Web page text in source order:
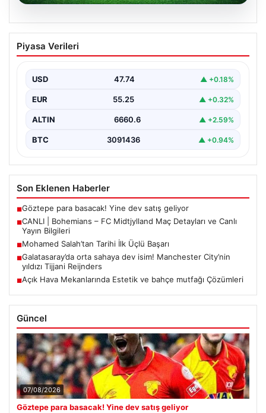
06.08.2026
CANLI | Bohemians – FC Midtjylland
Maç Detayları ve Canlı Yayın Bilgileri
Ağustos 2026 tarihinde Dublin’deki Dalymount…
Piyasa Verileri
USD 47.74 ▲ +0.18%
EUR 55.25 ▲ +0.32%
ALTIN 6660.6 ▲ +2.59%
BTC 3091436 ▲ +0.94%
Son Eklenen Haberler
■Göztepe para basacak! Yine dev satış geliyor
■CANLI | Bohemians – FC Midtjylland Maç Detayları ve Canlı
Yayın Bilgileri
■Mohamed Salah’tan Tarihi İlk Üçlü Başarı
■Galatasaray’da orta sahaya dev isim! Manchester City’nin
yıldızı Tijjani Reijnders
■Açık Hava Mekanlarında Estetik ve bahçe mutfağı Çözümleri
Güncel
07/08/2026
Göztepe para basacak! Yine dev satış geliyor